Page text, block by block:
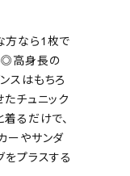
方なら1枚で
◎高身長の
スはもちろ
たチュニック
るだけで、
ーやサンダ
をプラスする